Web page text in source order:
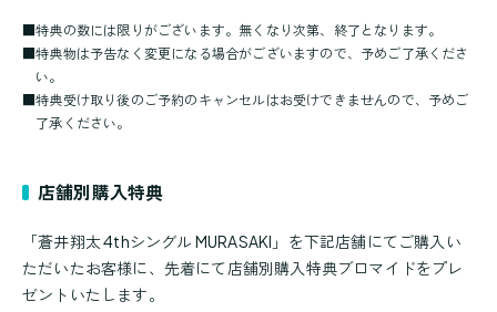
■特典の数には限りがございます。無くなり次第、終了となります。
■特典物は予告なく変更になる場合がございますので、予めご了承くださ
い。
■特典受け取り後のご予約のキャンセルはお受けできませんので、予めご
了承ください。
店舗別購入特典
「蒼井翔太 4thシングル MURASAKI」を下記店舗にてご購入い
ただいたお客様に、先着にて店舗別購入特典ブロマイドをプレ
ゼントいたします。